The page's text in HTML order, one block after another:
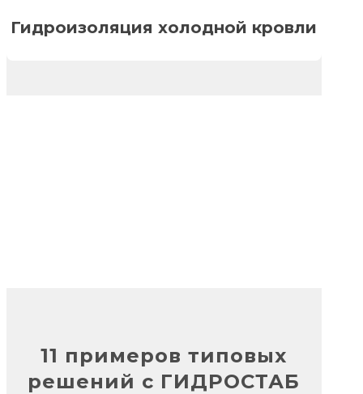
Гидроизоляция холодной кровли
11 примеров типовых
решений с ГИДРОСТАБ